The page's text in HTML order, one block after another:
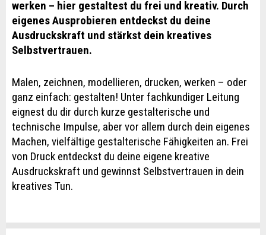
werken – hier gestaltest du frei und kreativ. Durch
eigenes Ausprobieren entdeckst du deine
Ausdruckskraft und stärkst dein kreatives
Selbstvertrauen.
Malen, zeichnen, modellieren, drucken, werken – oder
ganz einfach: gestalten! Unter fachkundiger Leitung
eignest du dir durch kurze gestalterische und
technische Impulse, aber vor allem durch dein eigenes
Machen, vielfältige gestalterische Fähigkeiten an. Frei
von Druck entdeckst du deine eigene kreative
Ausdruckskraft und gewinnst Selbstvertrauen in dein
kreatives Tun.